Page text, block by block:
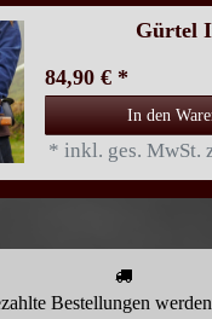
Gürtel
84,90 € *
In den
* inkl. ges. MwSt.
Bestellungen